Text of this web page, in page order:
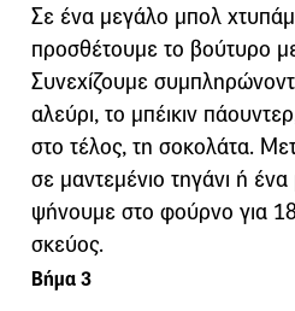
Σε ένα μεγάλο μπολ
προσθέτουμε το βούτυρο
Συνεχίζουμε
αλεύρι, το μπέικιν
στο τέλος, τη σοκολάτα.
σε μαντεμένιο τηγάνι ή ένα
ψήνουμε στο φούρνο για
σκεύος.
Βήμα 3